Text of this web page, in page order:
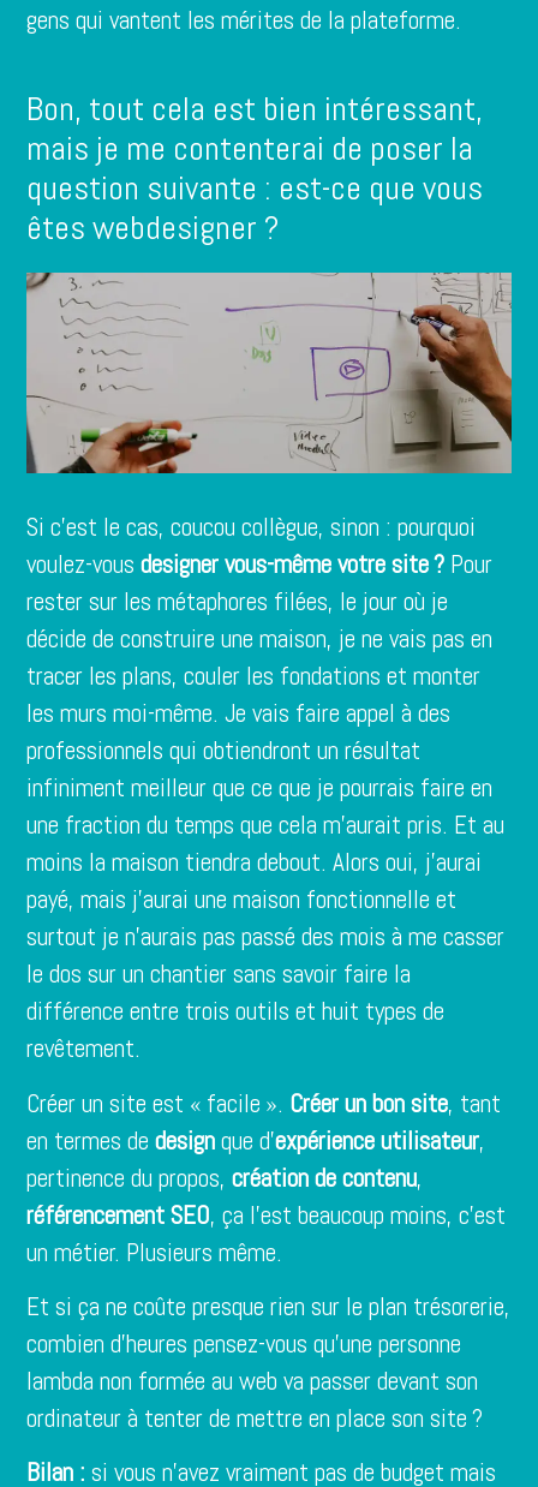
gens qui vantent les mérites de la plateforme.
Bon, tout cela est bien intéressant,
mais je me contenterai de poser la
question suivante : est-ce que vous
êtes webdesigner ?
Si c’est le cas, coucou collègue, sinon : pourquoi
voulez-vousdesigner vous-même votre site ? Pour
rester sur les métaphores filées, le jour où je
décide de construire une maison, je ne vais pas en
tracer les plans, couler les fondations et monter
les murs moi-même. Je vais faire appel à des
professionnels qui obtiendront un résultat
infiniment meilleur que ce que je pourrais faire en
une fraction du temps que cela m’aurait pris. Et au
moins la maison tiendra debout. Alors oui, j’aurai
payé, mais j’aurai une maison fonctionnelle et
surtout je n’aurais pas passé des mois à me casser
le dos sur un chantier sans savoir faire la
différence entre trois outils et huit types de
revêtement.
Créer un site est « facile ». Créer un bon site, tant
en termes dedesignque d’expérience utilisateur,
pertinence du propos,création de contenu,
référencementSEO, ça l’est beaucoup moins, c’est
un métier. Plusieurs même.
Et si ça ne coûte presque rien sur le plan trésorerie,
combien d’heures pensez-vous qu’une personne
lambda non formée au web va passer devant son
ordinateur à tenter de mettre en place son site ?
Bilan :si vous n’avez vraiment pas de budget mais